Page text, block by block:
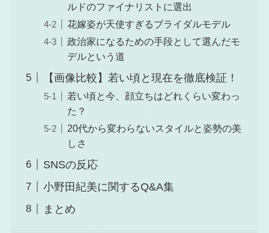
ルドのファイナリストに選出
花嫁姿が天使すぎるブライダルモデル
政治家になるための手段として選んだモ
デルという道
【画像比較】若い頃と現在を徹底検証！
若い頃と今、顔立ちはどれくらい変わっ
た？
20代から変わらないスタイルと姿勢の美
しさ
SNSの反応
小野田紀美に関するQ&A集
まとめ